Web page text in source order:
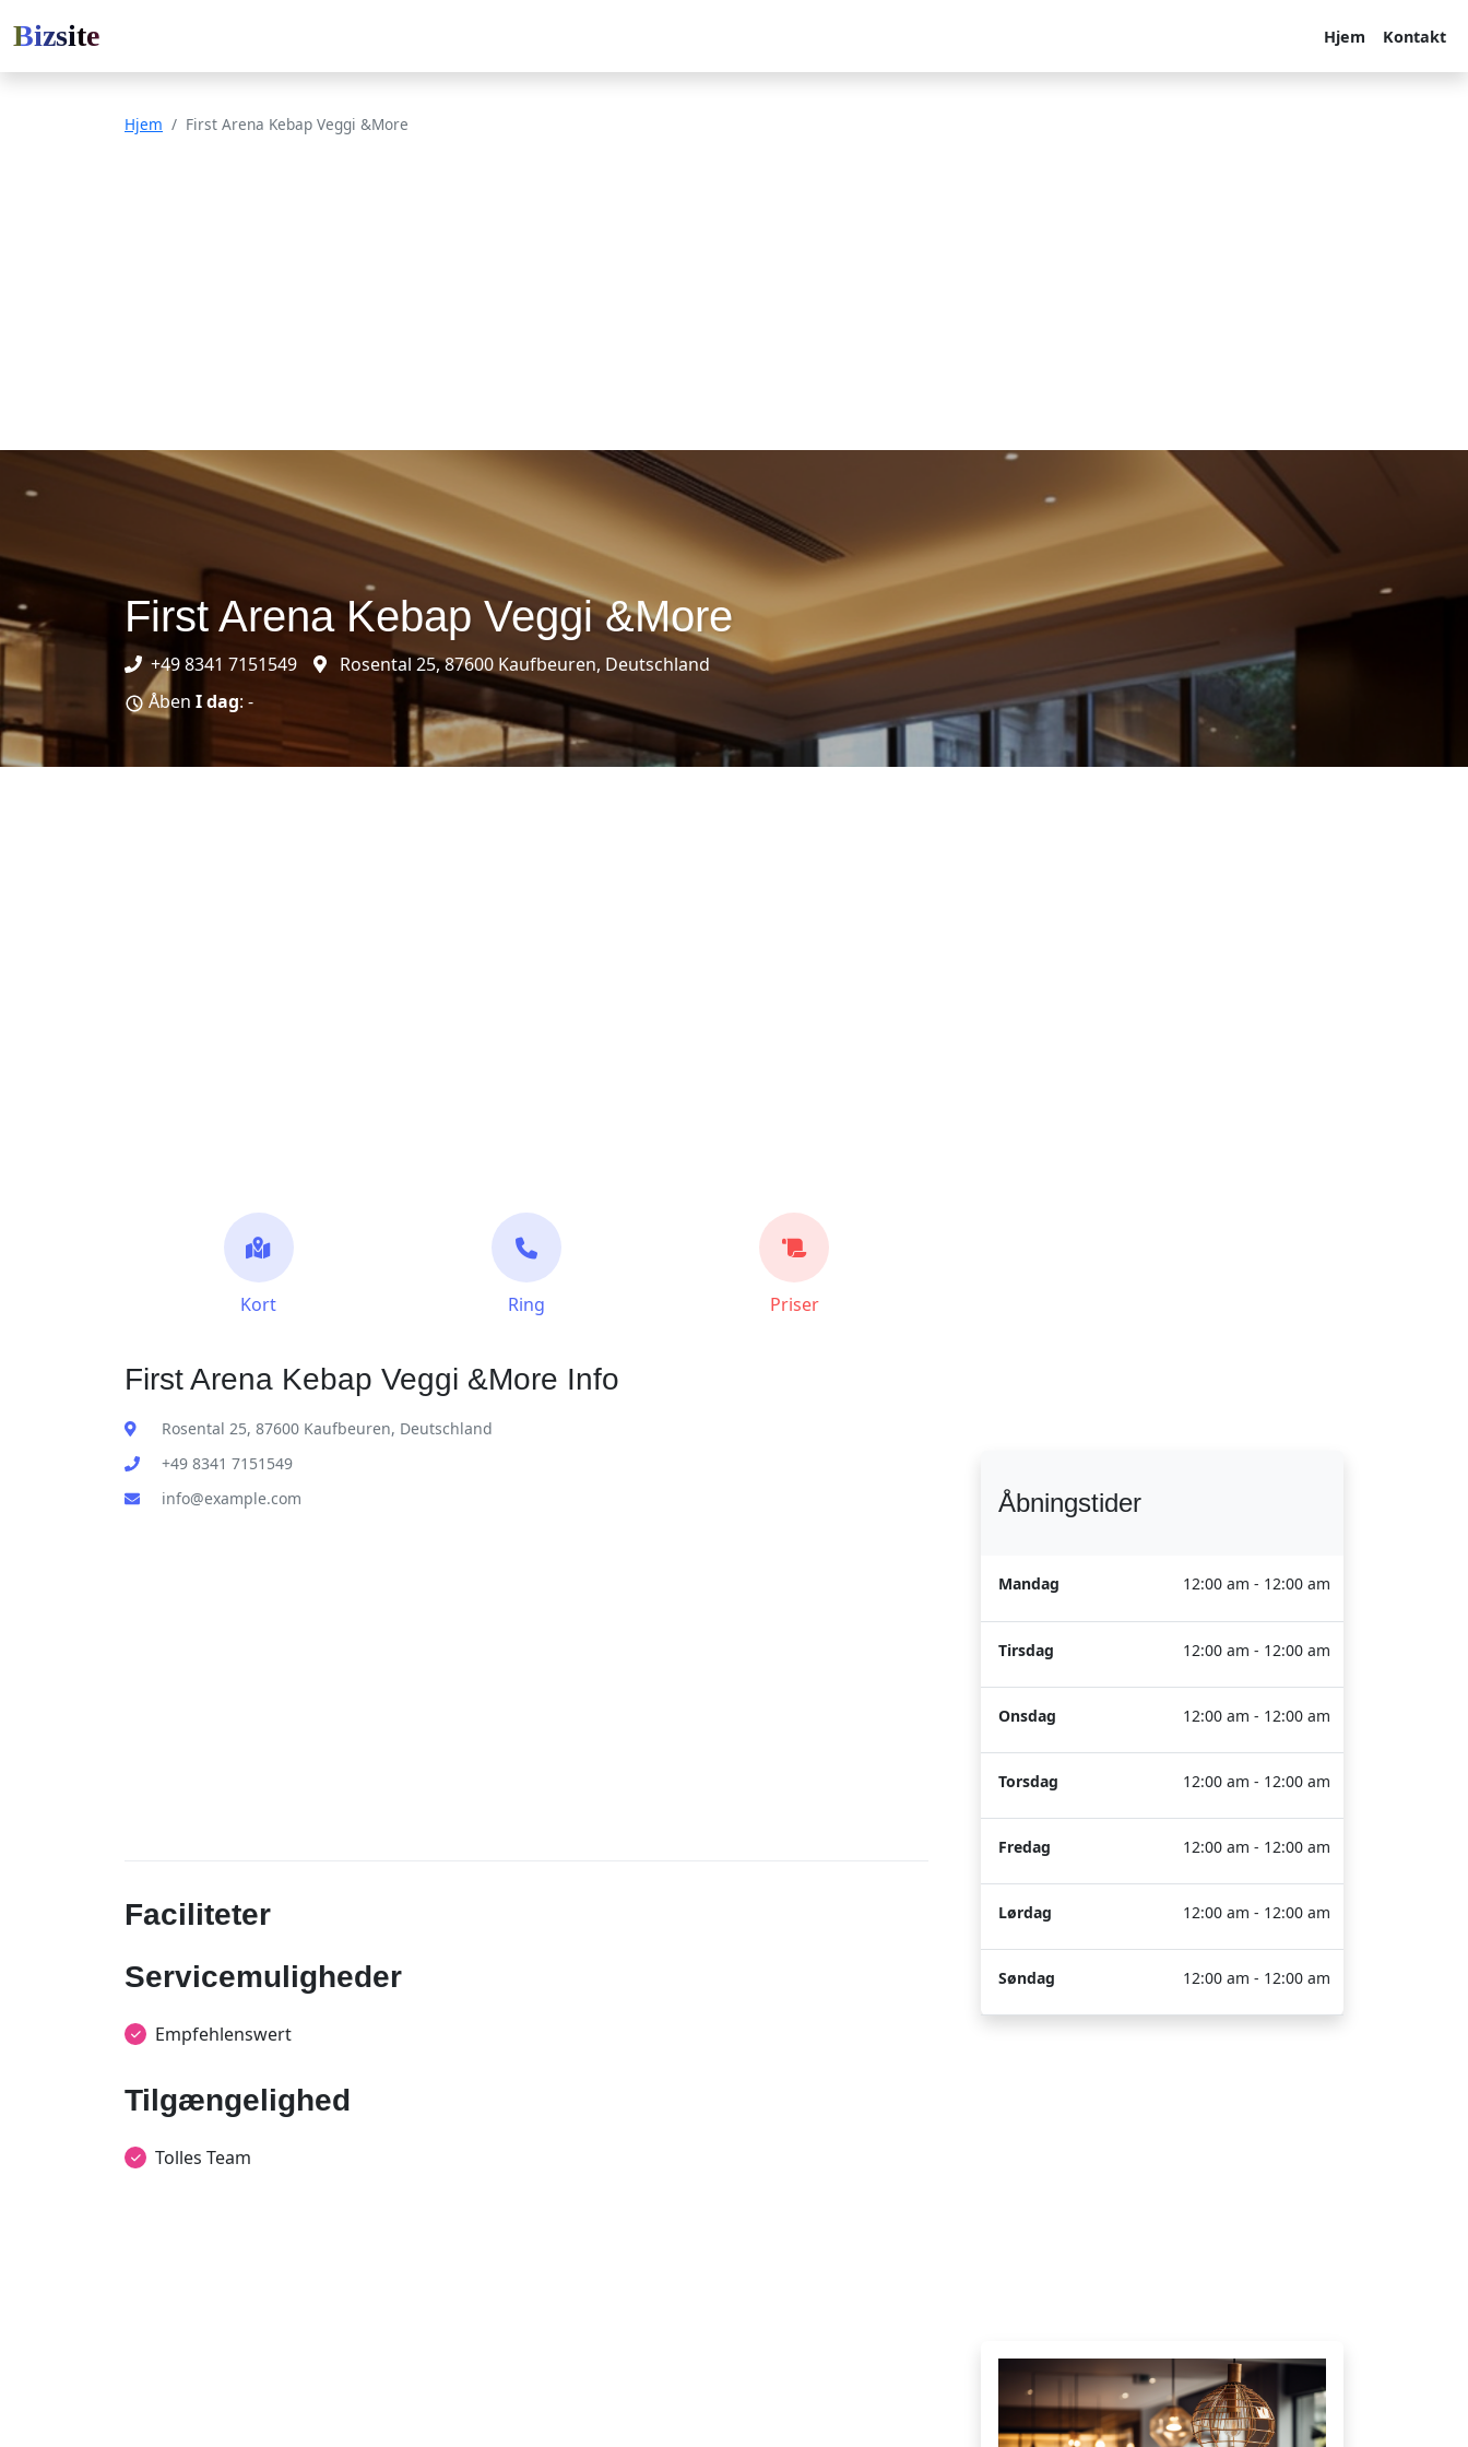
Bizsite Hjem Kontakt
Hjem First Arena Kebap Veggi &More
First Arena Kebap Veggi &More
+49 8341 7151549
Rosental 25, 87600 Kaufbeuren, Deutschland
Åben I dag: -
Kort Ring Priser
First Arena Kebap Veggi &More Info
Rosental 25, 87600 Kaufbeuren, Deutschland
+49 8341 7151549
info@example.com
Faciliteter
Servicemuligheder
Empfehlenswert
Tilgængelighed
Tolles Team
Åbningstider
Mandag 12:00 am - 12:00 am
Tirsdag 12:00 am - 12:00 am
Onsdag 12:00 am - 12:00 am
Torsdag 12:00 am - 12:00 am
Fredag 12:00 am - 12:00 am
Lørdag 12:00 am - 12:00 am
Søndag 12:00 am - 12:00 am